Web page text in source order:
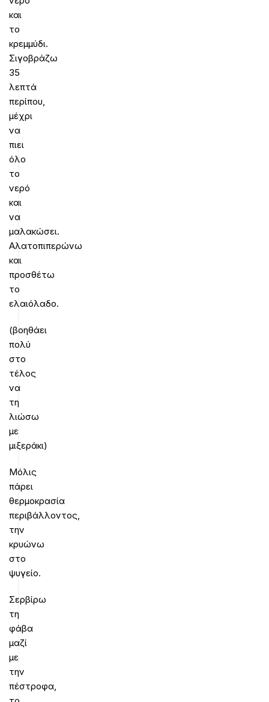
και
το
κρεμμύδι.
Σιγοβράζω
35
λεπτά
περίπου,
μέχρι
να
πιει
όλο
το
νερό
και
να
μαλακώσει.
Αλατοπιπερώνω
και
προσθέτω
το
ελαιόλαδο.
(βοηθάει
πολύ
στο
τέλος
να
τη
λιώσω
με
μιξεράκι)
Μόλις
πάρει
θερμοκρασία
περιβάλλοντος,
την
κρυώνω
στο
ψυγείο.
Σερβίρω
τη
φάβα
μαζί
με
την
πέστροφα,